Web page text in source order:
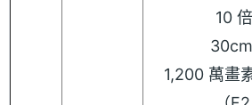
10
1,200 萬畫